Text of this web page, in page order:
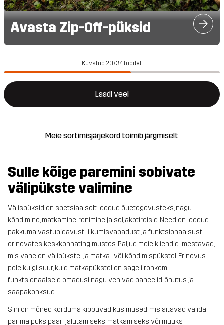
Avasta Zip-Off-püksid
Kuvatud 20/34 toodet
Laadi veel
Meie sortimisjärjekord toimib järgmiselt
Sulle kõige paremini sobivate
välipükste valimine
Välispüksid on spetsiaalselt loodud õuetegevusteks, nagu
kõndimine, matkamine, ronimine ja seljakotireisid. Need on loodud
pakkuma vastupidavust, liikumisvabadust ja funktsionaalsust
erinevates keskkonnatingimustes. Paljud meie kliendid imestavad,
mis vahe on välipükstel ja matka- või kõndimispükstel. Erinevus
pole kuigi suur, kuid matkapükstel on sageli rohkem
funktsionaalseid omadusi nagu venivad paneelid, õhutus ja
saapakonksud.
Siin on mõned korduma kippuvad küsimused, mis aitavad valida
parima püksipaari jalutamiseks, matkamiseks või muuks